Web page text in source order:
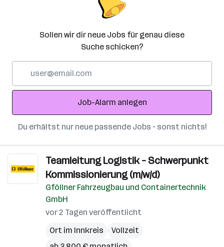
Sollen wir dir neue Jobs für genau diese
Suche schicken?
Adresse
Job-Alarm anlegen
Du erhältst nur neue passende Jobs – sonst nichts!
Teamleitung Logistik – Schwerpunkt
Kommissionierung (m/w/d)
Gföllner Fahrzeugbau und Containertechnik
GmbH
vor 2 Tagen veröffentlicht
Ort im Innkreis
Vollzeit